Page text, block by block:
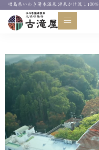
福島県いわき湯本温泉 源泉かけ流し